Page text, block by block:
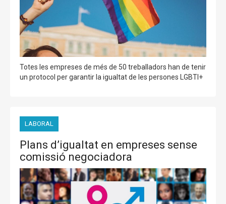
Totes les empreses de més de 50 treballadors han de tenir
un protocol per garantir la igualtat de les persones LGBTI+
LABORAL
Plans d’igualtat en empreses sense
comissió negociadora